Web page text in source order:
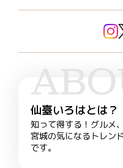
仙臺いろはとは？
知って得する！グルメ
宮城の気になるトレン
です。